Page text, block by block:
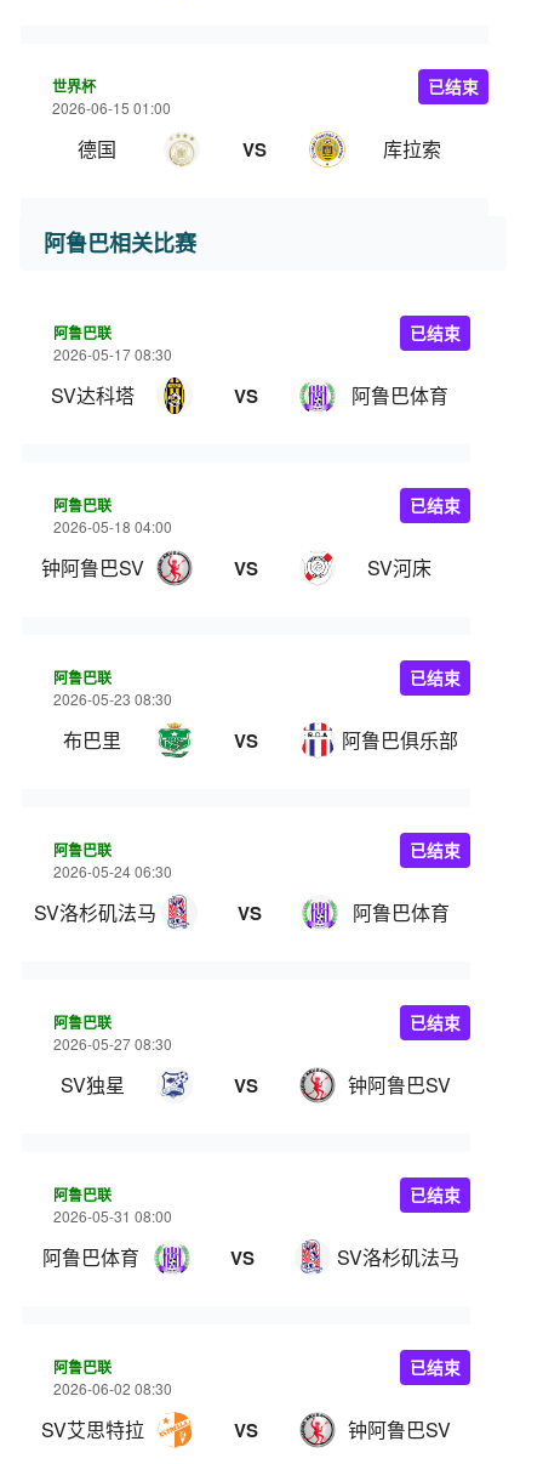
世界杯
2026-06-15 01:00
德国 VS 库拉索
已结束
阿鲁巴相关比赛
阿鲁巴联
2026-05-17 08:30
SV达科塔 VS 阿鲁巴体育
已结束
阿鲁巴联
2026-05-18 04:00
钟阿鲁巴SV VS SV河床
已结束
阿鲁巴联
2026-05-23 08:30
布巴里 VS 阿鲁巴俱乐部
已结束
阿鲁巴联
2026-05-24 06:30
SV洛杉矶法马 VS 阿鲁巴体育
已结束
阿鲁巴联
2026-05-27 08:30
SV独星 VS 钟阿鲁巴SV
已结束
阿鲁巴联
2026-05-31 08:00
阿鲁巴体育 VS SV洛杉矶法马
已结束
阿鲁巴联
2026-06-02 08:30
SV艾思特拉 VS 钟阿鲁巴SV
已结束